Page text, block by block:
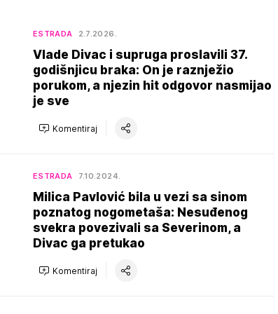
ESTRADA 2.7.2026.
Vlade Divac i supruga proslavili 37.
godišnjicu braka: On je raznježio
porukom, a njezin hit odgovor nasmijao
je sve
Komentiraj
ESTRADA 7.10.2024.
Milica Pavlović bila u vezi sa sinom
poznatog nogometaša: Nesuđenog
svekra povezivali sa Severinom, a
Divac ga pretukao
Komentiraj